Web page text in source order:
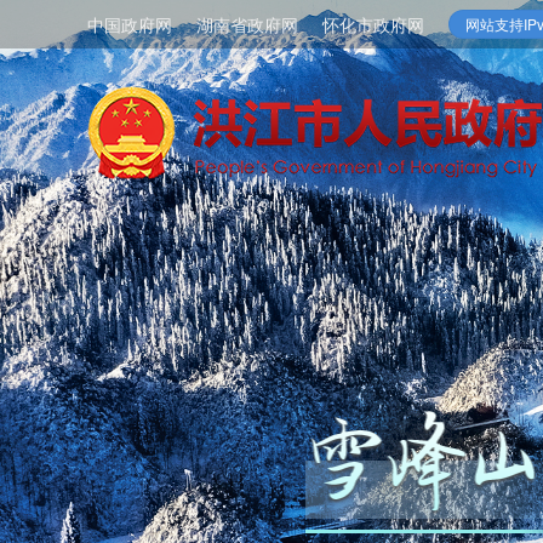
中国政府网 湖南省政府网 怀化市政府网 网站支持